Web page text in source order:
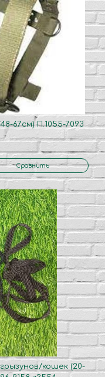
67см) П.1055-7093
Сравнить
кошек (20-